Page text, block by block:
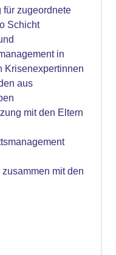
für zugeordnete
Schicht
in
Krisenexpertinnen
aus
mit den Eltern
mit den